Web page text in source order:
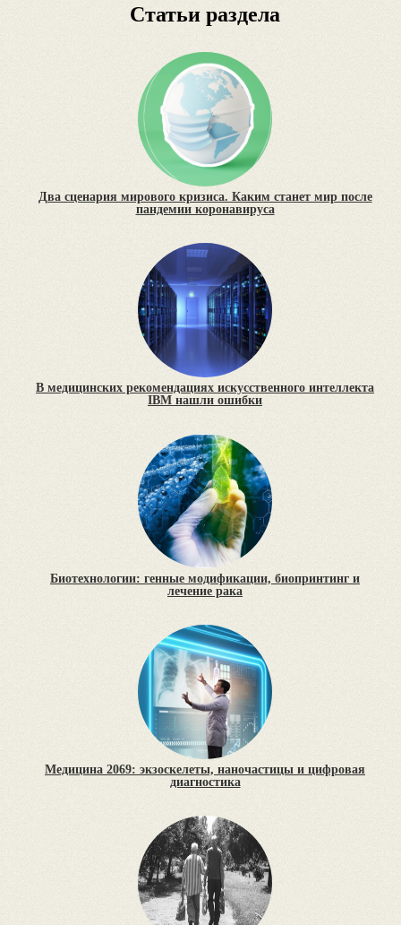
Статьи раздела
Два сценария мирового кризиса. Каким станет мир после
пандемии коронавируса
В медицинских рекомендациях искусственного интеллекта
IBM нашли ошибки
Биотехнологии: генные модификации, биопринтинг и
лечение рака
Медицина 2069: экзоскелеты, наночастицы и цифровая
диагностика